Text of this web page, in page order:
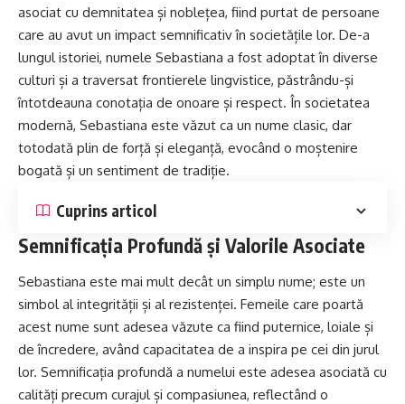
asociat cu demnitatea și noblețea, fiind purtat de persoane
care au avut un impact semnificativ în societățile lor. De-a
lungul istoriei, numele Sebastiana a fost adoptat în diverse
culturi și a traversat frontierele lingvistice, păstrându-și
întotdeauna conotația de onoare și respect. În societatea
modernă, Sebastiana este văzut ca un nume clasic, dar
totodată plin de forță și eleganță, evocând o moștenire
bogată și un sentiment de tradiție.
Cuprins articol
Semnificația Profundă și Valorile Asociate
Sebastiana este mai mult decât un simplu nume; este un
simbol al integrității și al rezistenței. Femeile care poartă
acest nume sunt adesea văzute ca fiind puternice, loiale și
de încredere, având capacitatea de a inspira pe cei din jurul
lor. Semnificația profundă a numelui este adesea asociată cu
calități precum curajul și compasiunea, reflectând o